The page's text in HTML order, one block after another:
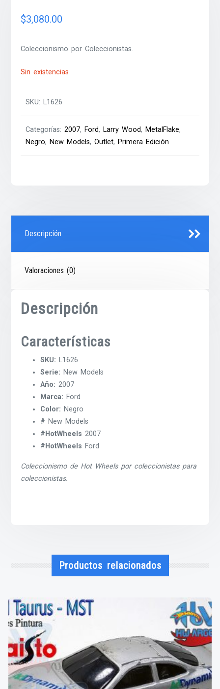
$3,080.00
Coleccionismo por Coleccionistas.
Sin existencias
SKU: L1626
Categorías:2007, Ford, Larry Wood, MetalFlake,
Negro, New Models,Outlet, Primera Edición
Descripción
Valoraciones (0)
Descripción
Características
SKU: L1626
Serie: New Models
Año: 2007
Marca: Ford
Color: Negro
# New Models
#HotWheels 2007
#HotWheels Ford
Coleccionismo de Hot Wheels por coleccionistas para
coleccionistas.
Productos relacionados